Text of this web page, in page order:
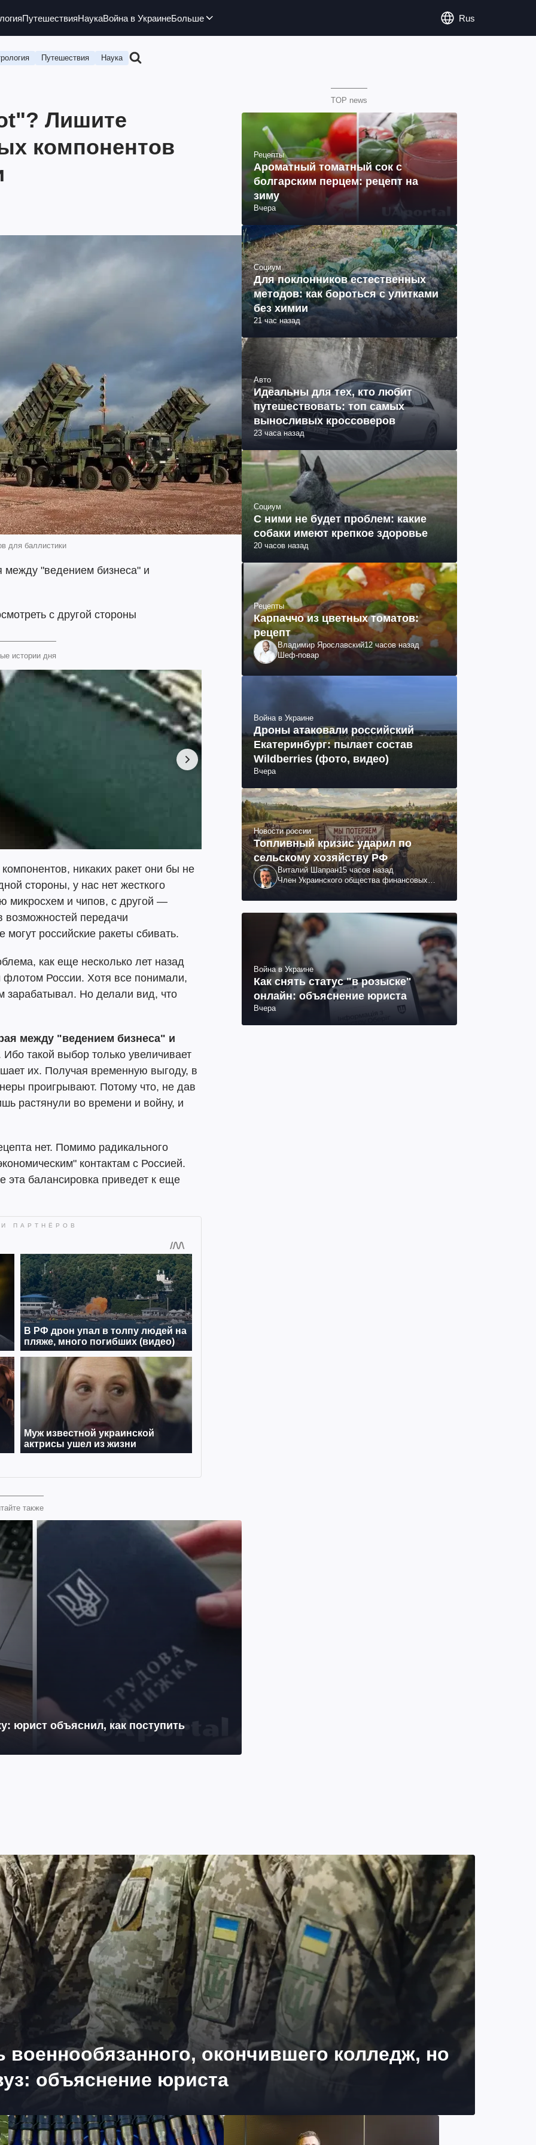
ПутешествияНаукаВойна в УкраинеБольше Rus
Путешествия Наука
Лишите
компонентов
для баллистики
"ведением бизнеса" и
с другой стороны
истории дня
никаких ракет они бы не
стороны, у нас нет жесткого
микросхем и чипов, с другой —
возможностей передачи
могут российские ракеты сбивать.
как еще несколько лет назад
России. Хотя все понимали,
зарабатывал. Но делали вид, что
между "ведением бизнеса" и
Ибо такой выбор только увеличивает
их. Получая временную выгоду, в
проигрывают. Потому что, не дав
растянули во времени и войну, и
нет. Помимо радикального
контактам с Россией.
балансировка приведет к еще
также
юрист объяснил, как поступить
TOP news
Рецепты
Ароматный томатный сок с
болгарским перцем: рецепт на
зиму
Вчера
Социум
Для поклонников естественных
методов: как бороться с улитками
без химии
21 час назад
Авто
Идеальны для тех, кто любит
путешествовать: топ самых
выносливых кроссоверов
23 часа назад
Социум
С ними не будет проблем: какие
собаки имеют крепкое здоровье
20 часов назад
Рецепты
Карпаччо из цветных томатов:
рецепт
Владимир Ярославский12 часов назад
Шеф-повар
Война в Украине
Дроны атаковали российский
Екатеринбург: пылает состав
Wildberries (фото, видео)
Вчера
Новости россии
Топливный кризис ударил по
сельскому хозяйству РФ
Виталий Шапран15 часов назад
Член Украинского общества финансовых
Война в Украине
Как снять статус "в розыске"
онлайн: объяснение юриста
Вчера
военнообязанного, окончившего колледж, но
объяснение юриста